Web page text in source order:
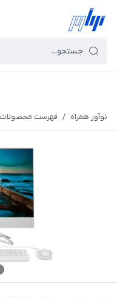
نوآور همراه / فهرست محصولات